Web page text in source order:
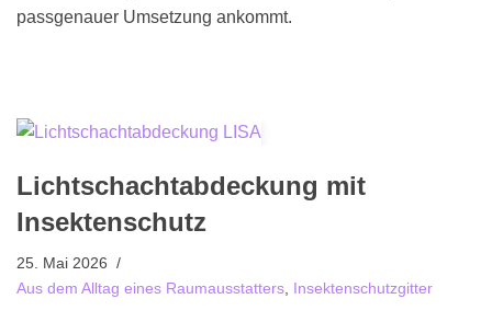
passgenauer Umsetzung ankommt.
Lichtschachtabdeckung mit
Insektenschutz
25. Mai 2026
Aus dem Alltag eines Raumausstatters Insektenschutzgitter